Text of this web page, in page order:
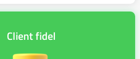
Client fidel